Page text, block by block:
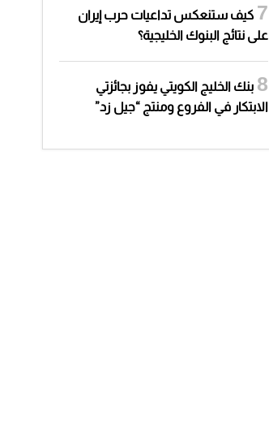
كيف ستنعكس تداعيات حرب إيران
على نتائج البنوك الخليجية؟
بنك الخليج الكويتي يفوز بجائزتي
الابتكار في الفروع ومنتج “جيل زد”